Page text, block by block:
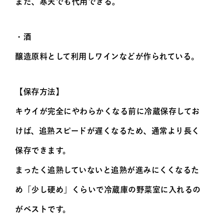
また、寒天でも代用できる。
・酒
醸造原料として利用しワインなどが作られている。
【保存方法】
キウイが完全にやわらかくなる前に冷蔵保存してお
けば、追熟スピードが遅くなるため、通常より長く
保存できます。
まったく追熟していないと追熟が進みにくくなるた
め「少し硬め」くらいで冷蔵庫の野菜室に入れるの
がベストです。